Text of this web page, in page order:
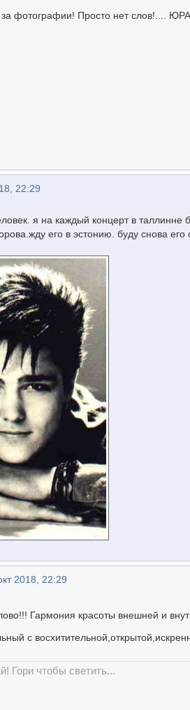
фотографии! Просто нет слов!....
22:29
я на каждый концерт в таллинне
его в эстонию. буду снова
2018, 22:29
Гармония красоты внешней и
с
Гори чтобы светить...